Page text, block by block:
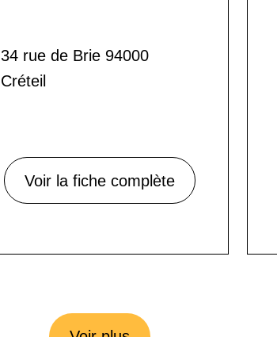
34 rue de Brie 94000
Créteil
Voir la fiche complète